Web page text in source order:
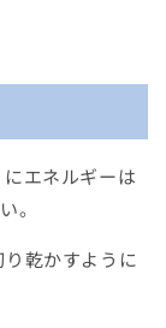
エネルギーは
。
乾かすように